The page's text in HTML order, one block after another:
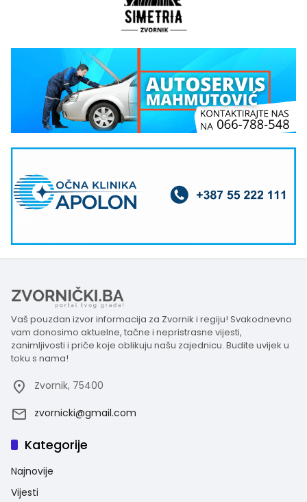
Vaš pouzdan izvor informacija za Zvornik i regiju! Svakodnevno
vam donosimo aktuelne, tačne i nepristrasne vijesti,
zanimljivosti i priče koje oblikuju našu zajednicu. Budite uvijek u
toku s nama!
Zvornik, 75400
zvornicki@gmail.com
Kategorije
Najnovije
Vijesti